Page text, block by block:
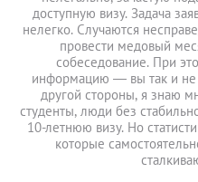
доступную визу. Задача
нелегко. Случаются
провести медовый
собеседование. При
информацию — вы так и не
другой стороны, я знаю
студенты, люди без
10-летнюю визу. Но
которые